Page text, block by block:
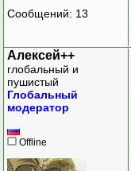
Сообщений: 13
Алексей++
глобальный и
пушистый
Глобальный
модератор
Offline